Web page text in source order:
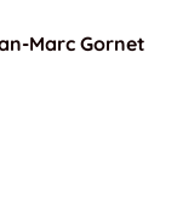
Marc Gornet